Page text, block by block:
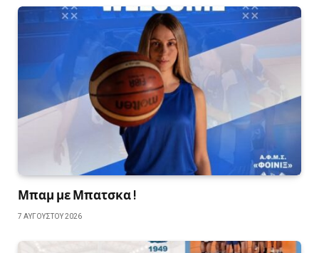
Μπαμ με Μπατσκα !
7 ΑΥΓΟΎΣΤΟΥ 2026